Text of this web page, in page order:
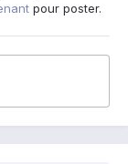
pour poster.